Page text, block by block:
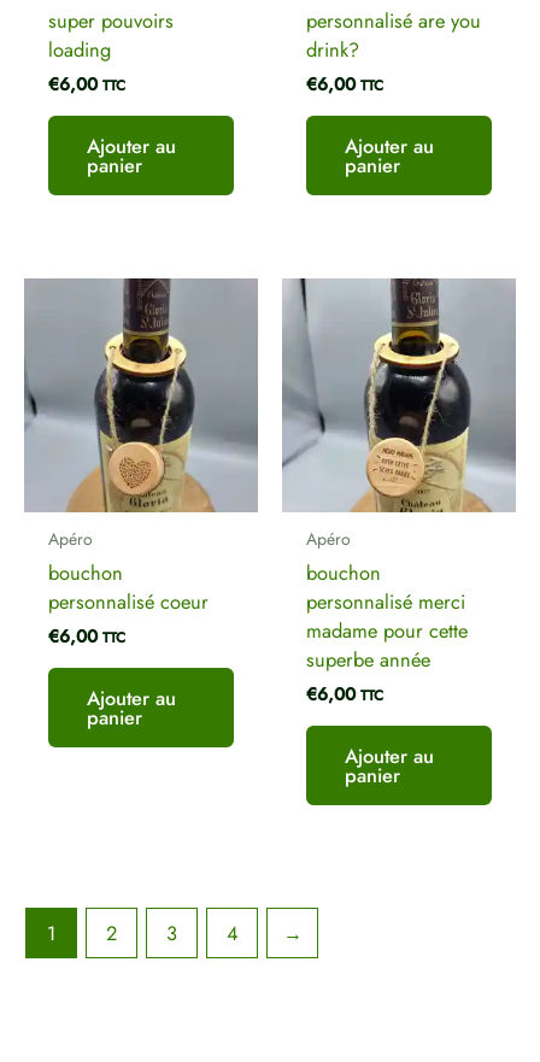
super pouvoirs
loading
€6,00 TTC
Ajouter au
panier
personnalisé are you
drink?
€6,00 TTC
Ajouter au
panier
Apéro
bouchon
personnalisé coeur
€6,00 TTC
Ajouter au
panier
Apéro
bouchon
personnalisé merci
madame pour cette
superbe année
€6,00 TTC
Ajouter au
panier
1 2 3 4 →